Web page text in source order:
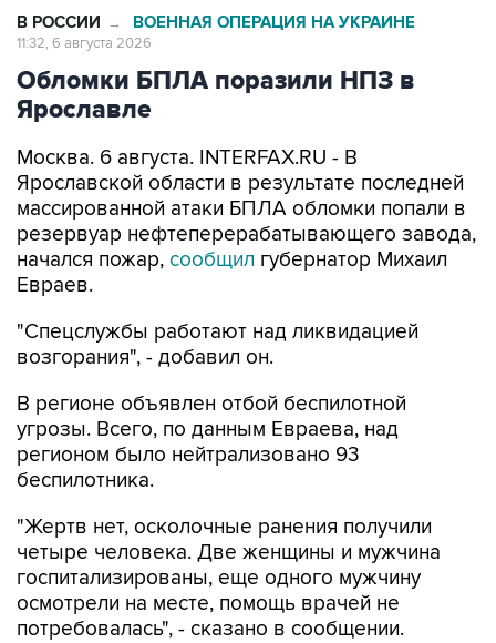
В РОССИИ → ВОЕННАЯ ОПЕРАЦИЯ НА УКРАИНЕ
11:32, 6 августа 2026
Обломки БПЛА поразили НПЗ в
Ярославле
Москва. 6 августа. INTERFAX.RU - В
Ярославской области в результате последней
массированной атаки БПЛА обломки попали в
резервуар нефтеперерабатывающего завода,
начался пожар, сообщил губернатор Михаил
Евраев.
"Спецслужбы работают над ликвидацией
возгорания", - добавил он.
В регионе объявлен отбой беспилотной
угрозы. Всего, по данным Евраева, над
регионом было нейтрализовано 93
беспилотника.
"Жертв нет, осколочные ранения получили
четыре человека. Две женщины и мужчина
госпитализированы, еще одного мужчину
осмотрели на месте, помощь врачей не
потребовалась", - сказано в сообщении.